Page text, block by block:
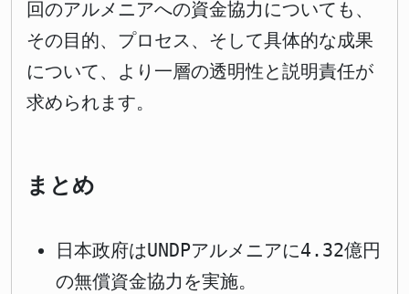
回のアルメニアへの資金協力についても、
その目的、プロセス、そして具体的な成果
について、より一層の透明性と説明責任が
求められます。
まとめ
日本政府はUNDPアルメニアに4.32億円
の無償資金協力を実施。